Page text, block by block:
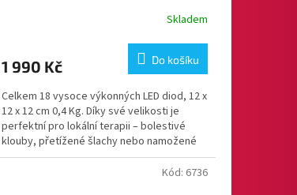
Skladem
1 990 Kč Do košíku
Celkem 18 vysoce výkonných LED diod, 12 x
12 x 12 cm 0,4 Kg. Díky své velikosti je
perfektní pro lokální terapii – bolestivé
klouby, přetížené šlachy nebo namožené
svaly.
Kód: 6736